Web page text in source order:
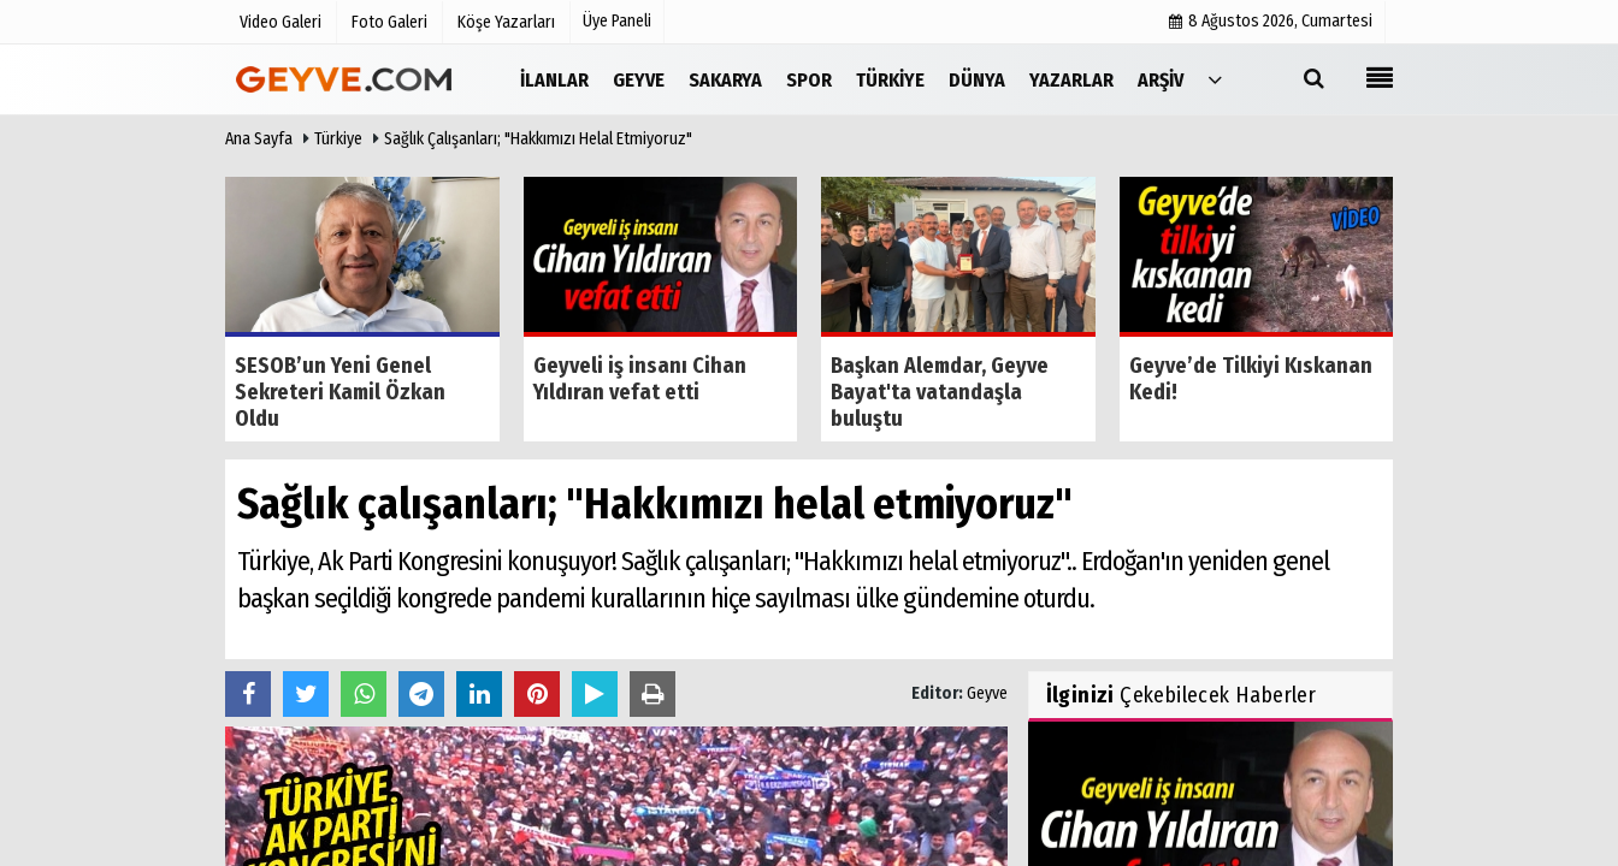
Video Galeri Foto Galeri Köşe Yazarları Üye Paneli 8 Ağustos 2026, Cumartesi
İLANLAR GEYVE SAKARYA SPOR TÜRKIYE DÜNYA YAZARLAR ARŞIV
Anketler
Biyografiler
Video Galeri
Foto Galeri
Etkinlikler
Medyabar.com
Künye
İletişim
Ana Sayfa Türkiye Sağlık Çalışanları; "Hakkımızı Helal Etmiyoruz"
SESOB’un Yeni Genel
Sekreteri Kamil Özkan
Oldu
Geyveli iş insanı Cihan
Yıldıran vefat etti
Başkan Alemdar, Geyve
Bayat'ta vatandaşla
buluştu
Geyve’de Tilkiyi Kıskanan
Kedi!
Sağlık çalışanları; "Hakkımızı helal etmiyoruz"
Türkiye, Ak Parti Kongresini konuşuyor! Sağlık çalışanları; "Hakkımızı helal etmiyoruz".. Erdoğan'ın yeniden genel
başkan seçildiği kongrede pandemi kurallarının hiçe sayılması ülke gündemine oturdu.
Editor:Geyve İlginizi Çekebilecek Haberler